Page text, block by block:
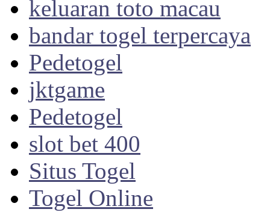
keluaran toto macau
bandar togel terpercaya
Pedetogel
jktgame
Pedetogel
slot bet 400
Situs Togel
Togel Online